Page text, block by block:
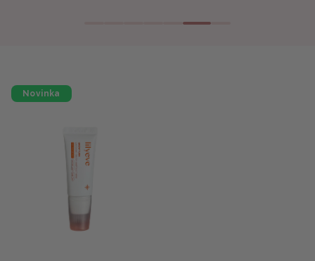
Novinka